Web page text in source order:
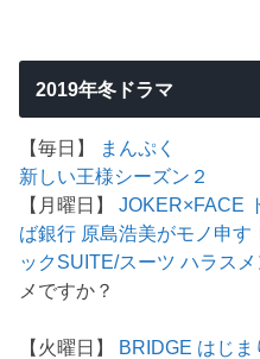
2019年冬ドラマ
【毎日】
まんぷく
新しい王様シーズン２
【月曜日】JOKER×FACE
ば銀行 原島浩美がモノ申
ック SUITE/スーツ ハラス
メですか？
【火曜日】 BRIDGE はじ